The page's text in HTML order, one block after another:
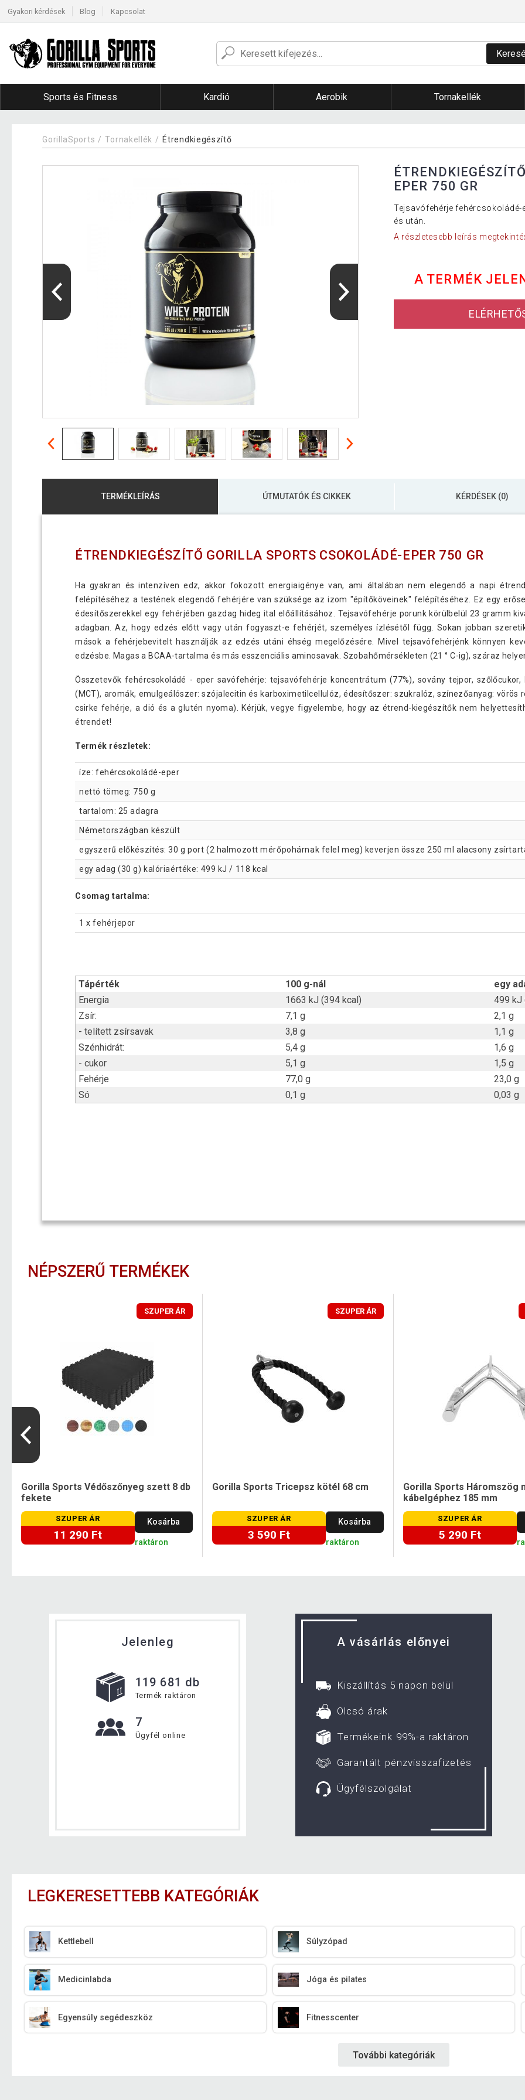
Gyakori kérdések Blog Kapcsolat
Sports és Fitness Kardió Aerobik Tornakellék
GorillaSports Tornakellék Étrendkiegészítő
EPER 750 GR
Tejsavófehérje fehércsokoládé-
és után.
A részletesebb leírás
A TERMÉK
TERMÉKLEÍRÁS ÚTMUTATÓK ÉS CIKKEK KÉRDÉSEK (0)
ÉTRENDKIEGÉSZÍTŐ GORILLA SPORTS CSOKOLÁDÉ-EPER 750 GR
Ha gyakran és intenzíven edz, akkor fokozott energiaigénye van, ami általában nem elegendő a napi
felépítéséhez a testének elegendő fehérjére van szüksége az izom "építőköveinek" felépítéséhez. Ez egy
édesítőszerekkel egy fehérjében gazdag hideg ital előállításához. Tejsavófehérje porunk körülbelül 23 gramm
adagban. Az, hogy edzés előtt vagy után fogyaszt-e fehérjét, személyes ízlésétől függ. Sokan jobban
mások a fehérjebevitelt használják az edzés utáni éhség megelőzésére. Mivel tejsavófehérjénk könnyen
edzésbe. Magas a BCAA-tartalma és más esszenciális aminosavak. Szobahőmérsékleten (21 ° C-ig), száraz
Összetevők fehércsokoládé - ​​eper savófehérje: tejsavófehérje koncentrátum (77%), sovány tejpor,
(MCT), aromák, emulgeálószer: szójalecitin és karboximetilcellulóz, édesítőszer: szukralóz, színezőanyag: vörös
csirke fehérje, a dió és a glutén nyoma). Kérjük, vegye figyelembe, hogy az étrend-kiegészítők nem
étrendet!
Termék részletek:
íze: fehércsokoládé-eper
nettó tömeg: 750 g
tartalom: 25 adagra
Németországban készült
egyszerű előkészítés: 30 g port (2 halmozott mérőpohárnak felel meg) keverjen össze 250 ml alacsony
egy adag (30 g) kalóriaértéke: 499 kJ / 118 kcal
Csomag tartalma:
1 x fehérjepor
Tápérték 100 g-nál
egy
Energia
1663 kJ (394 kcal)
499 kJ
Zsír:
7,1 g
2,1 g
- telített zsírsavak
3,8 g
1,1 g
Szénhidrát:
5,4 g
1,6 g
- cukor
5,1 g
1,5 g
Fehérje
77,0 g
23,0 g
Só
0,1 g 0,03 g
NÉPSZERŰ TERMÉKEK
SZUPER ÁR
Gorilla Sports Védőszőnyeg szett 8 db
fekete
SZUPER ÁR
11 290 Ft
Kosárba
raktáron
SZUPER ÁR
Gorilla Sports Tricepsz kötél 68 cm
SZUPER ÁR
3 590 Ft
Kosárba
raktáron
Gorilla Sports Háromszög
kábelgéphez 185 mm
SZUPER ÁR
5 290 Ft
Jelenleg
119 681 db
Termék raktáron
7
Ügyfél online
A vásárlás előnyei
Kiszállítás 5 napon belül
Olcsó árak
Termékeink 99%-a raktáron
Garantált pénzvisszafizetés
Ügyfélszolgálat
LEGKERESETTEBB KATEGÓRIÁK
Kettlebell Súlyzópad
Medicinlabda Jóga és pilates
Egyensúly segédeszköz Fitnesscenter
További kategóriák